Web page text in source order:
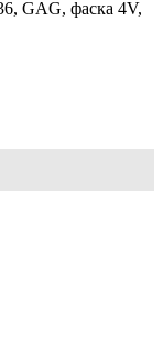
GAG, фаска 4V,